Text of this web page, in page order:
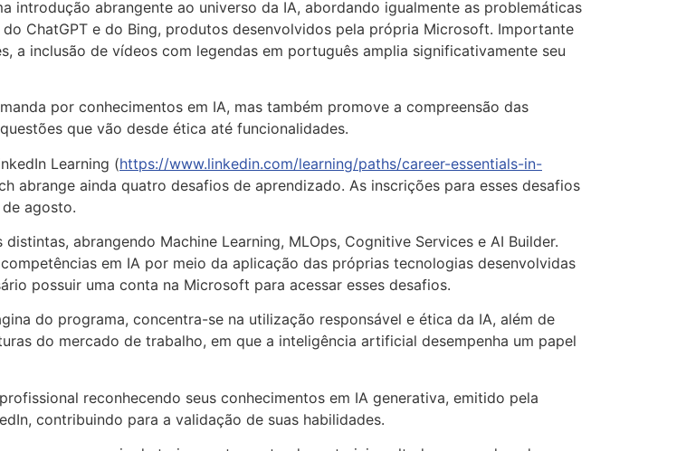
introdução abrangente ao universo da IA, abordando igualmente as problemáticas
ChatGPT e do Bing, produtos desenvolvidos pela própria Microsoft. Importante
a inclusão de vídeos com legendas em português amplia significativamente seu
por conhecimentos em IA, mas também promove a compreensão das
que vão desde ética até funcionalidades.
Learning (https://www.linkedin.com/learning/paths/career-essentials-in-
abrange ainda quatro desafios de aprendizado. As inscrições para esses desafios
agosto.
abrangendo Machine Learning, MLOps, Cognitive Services e AI Builder.
em IA por meio da aplicação das próprias tecnologias desenvolvidas
possuir uma conta na Microsoft para acessar esses desafios.
do programa, concentra-se na utilização responsável e ética da IA, além de
do mercado de trabalho, em que a inteligência artificial desempenha um papel
reconhecendo seus conhecimentos em IA generativa, emitido pela
contribuindo para a validação de suas habilidades.